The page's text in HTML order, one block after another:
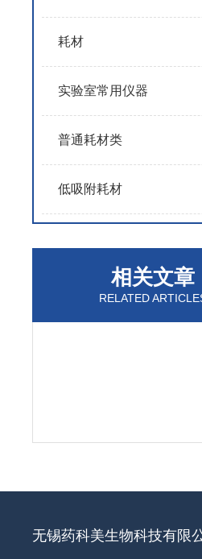
耗材
实验室常用仪器
普通耗材类
低吸附耗材
相关文章
RELATED
无锡药科美生物科技有限